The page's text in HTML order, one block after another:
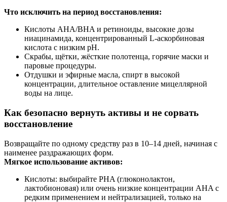
Что исключить на период восстановления:
Кислоты AHA/BHA и ретиноиды, высокие дозы
ниацинамида, концентрированный L-аскорбиновая
кислота с низким pH.
Скрабы, щётки, жёсткие полотенца, горячие маски и
паровые процедуры.
Отдушки и эфирные масла, спирт в высокой
концентрации, длительное оставление мицеллярной
воды на лице.
Как безопасно вернуть активы и не сорвать
восстановление
Возвращайте по одному средству раз в 10–14 дней, начиная с
наименее раздражающих форм.
Мягкое использование активов:
Кислоты: выбирайте PHA (глюконолактон,
лактобионовая) или очень низкие концентрации AHA с
редким применением и нейтрализацией, только на